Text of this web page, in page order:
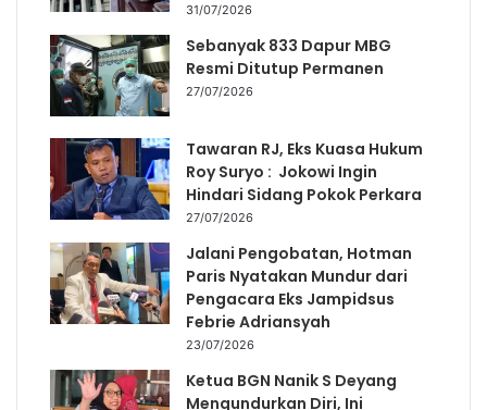
31/07/2026
Sebanyak 833 Dapur MBG
Resmi Ditutup Permanen
27/07/2026
Tawaran RJ, Eks Kuasa Hukum
Roy Suryo : Jokowi Ingin
Hindari Sidang Pokok Perkara
27/07/2026
Jalani Pengobatan, Hotman
Paris Nyatakan Mundur dari
Pengacara Eks Jampidsus
Febrie Adriansyah
23/07/2026
Ketua BGN Nanik S Deyang
Mengundurkan Diri, Ini